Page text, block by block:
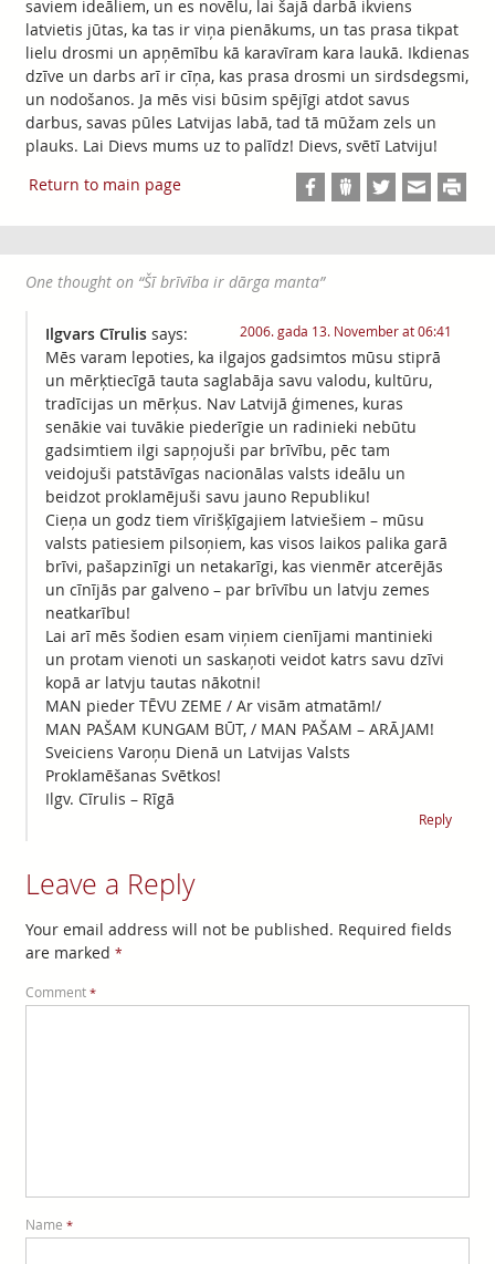
saviem ideāliem, un es novēlu, lai šajā darbā ikviens
latvietis jūtas, ka tas ir viņa pienākums, un tas prasa tikpat
lielu drosmi un apņēmību kā karavīram kara laukā. Ikdienas
dzīve un darbs arī ir cīņa, kas prasa drosmi un sirdsdegsmi,
un nodošanos. Ja mēs visi būsim spējīgi atdot savus
darbus, savas pūles Latvijas labā, tad tā mūžam zels un
plauks. Lai Dievs mums uz to palīdz! Dievs, svētī Latviju!
Return to main page
One thought on “Šī brīvība ir dārga manta”
Ilgvars Cīrulis says: 2006. gada 13. November at 06:41
Mēs varam lepoties, ka ilgajos gadsimtos mūsu stiprā
un mērķtiecīgā tauta saglabāja savu valodu, kultūru,
tradīcijas un mērķus. Nav Latvijā ģimenes, kuras
senākie vai tuvākie piederīgie un radinieki nebūtu
gadsimtiem ilgi sapņojuši par brīvību, pēc tam
veidojuši patstāvīgas nacionālas valsts ideālu un
beidzot proklamējuši savu jauno Republiku!
Cieņa un godz tiem vīrišķīgajiem latviešiem – mūsu
valsts patiesiem pilsoņiem, kas visos laikos palika garā
brīvi, pašapzinīgi un netakarīgi, kas vienmēr atcerējās
un cīnījās par galveno – par brīvību un latvju zemes
neatkarību!
Lai arī mēs šodien esam viņiem cienījami mantinieki
un protam vienoti un saskaņoti veidot katrs savu dzīvi
kopā ar latvju tautas nākotni!
MAN pieder TĒVU ZEME / Ar visām atmatām!/
MAN PAŠAM KUNGAM BŪT, / MAN PAŠAM – ARĀJAM!
Sveiciens Varoņu Dienā un Latvijas Valsts
Proklamēšanas Svētkos!
Ilgv. Cīrulis – Rīgā
Reply
Leave a Reply
Your email address will not be published. Required fields
are marked *
Comment *
Name *